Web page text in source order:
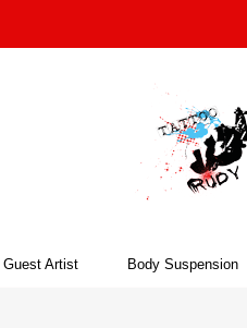
Guest Artist Body Suspension